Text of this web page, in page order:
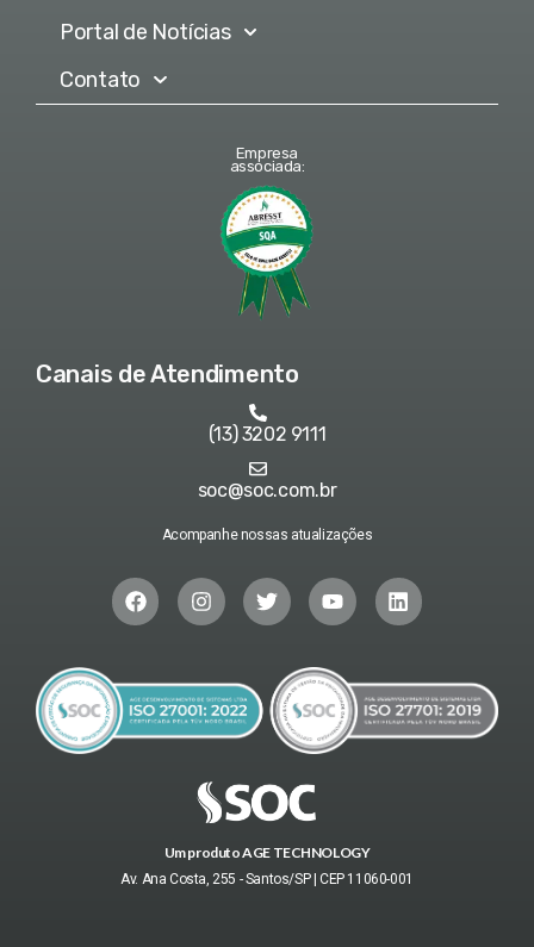
Portal de Notícias
Contato
Empresa
associada:
Canais de Atendimento
(13) 3202 9111
soc@soc.com.br
Acompanhe nossas atualizações
Um produto AGE TECHNOLOGY
Av. Ana Costa, 255 - Santos/SP | CEP 11060-001